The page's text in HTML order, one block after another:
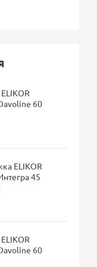
60
ELIKOR
45
60